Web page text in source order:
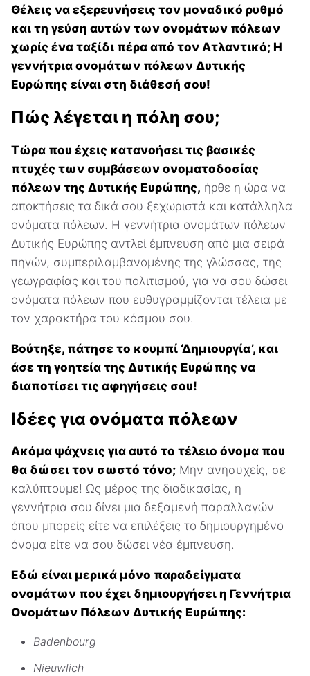
Θέλεις να εξερευνήσεις τον μοναδικό ρυθμό
και τη γεύση αυτών των ονομάτων πόλεων
χωρίς ένα ταξίδι πέρα από τον Ατλαντικό; Η
γεννήτρια ονομάτων πόλεων Δυτικής
Ευρώπης είναι στη διάθεσή σου!
Πώς λέγεται η πόλη σου;
Τώρα που έχεις κατανοήσει τις βασικές
πτυχές των συμβάσεων ονοματοδοσίας
πόλεων της Δυτικής Ευρώπης, ήρθε η ώρα να
αποκτήσεις τα δικά σου ξεχωριστά και κατάλληλα
ονόματα πόλεων. Η γεννήτρια ονομάτων πόλεων
Δυτικής Ευρώπης αντλεί έμπνευση από μια σειρά
πηγών, συμπεριλαμβανομένης της γλώσσας, της
γεωγραφίας και του πολιτισμού, για να σου δώσει
ονόματα πόλεων που ευθυγραμμίζονται τέλεια με
τον χαρακτήρα του κόσμου σου.
Βούτηξε, πάτησε το κουμπί ‘Δημιουργία’, και
άσε τη γοητεία της Δυτικής Ευρώπης να
διαποτίσει τις αφηγήσεις σου!
Ιδέες για ονόματα πόλεων
Ακόμα ψάχνεις για αυτό το τέλειο όνομα που
θα δώσει τον σωστό τόνο; Μην ανησυχείς, σε
καλύπτουμε! Ως μέρος της διαδικασίας, η
γεννήτρια σου δίνει μια δεξαμενή παραλλαγών
όπου μπορείς είτε να επιλέξεις το δημιουργημένο
όνομα είτε να σου δώσει νέα έμπνευση.
Εδώ είναι μερικά μόνο παραδείγματα
ονομάτων που έχει δημιουργήσει η Γεννήτρια
Ονομάτων Πόλεων Δυτικής Ευρώπης:
Badenbourg
Nieuwlich